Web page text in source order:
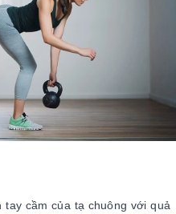
cầm của tạ chuông với quả